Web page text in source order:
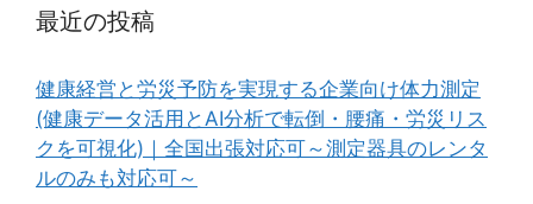
最近の投稿
健康経営と労災予防を実現する企業向け体力測定
(健康データ活用とAI分析で転倒・腰痛・労災リス
クを可視化)｜全国出張対応可～測定器具のレンタ
ルのみも対応可～